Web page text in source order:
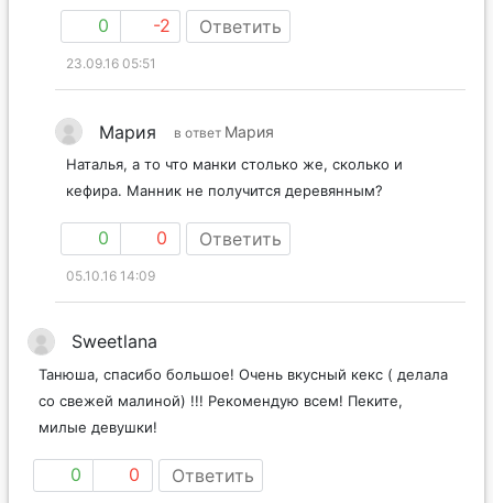
0 -2 Ответить
23.09.16 05:51
Мария в ответ Мария
Наталья, а то что манки столько же, сколько и
кефира. Манник не получится деревянным?
0 0 Ответить
05.10.16 14:09
Sweetlana
Танюша, спасибо большое! Очень вкусный кекс ( делала
со свежей малиной) !!! Рекомендую всем! Пеките,
милые девушки!
0 0 Ответить